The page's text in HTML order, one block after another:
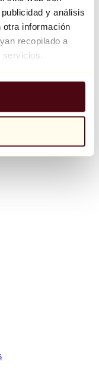
y análisis
otra información
recopilado a
servicios.